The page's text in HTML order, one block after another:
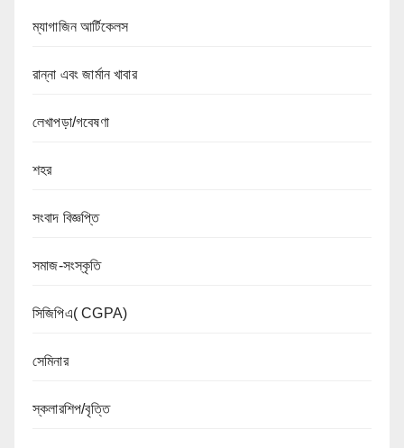
ম্যাগাজিন আর্টিকেলস
রান্না এবং জার্মান খাবার
লেখাপড়া/গবেষণা
শহর
সংবাদ বিজ্ঞপ্তি
সমাজ-সংস্কৃতি
সিজিপিএ( CGPA)
সেমিনার
স্কলারশিপ/বৃত্তি